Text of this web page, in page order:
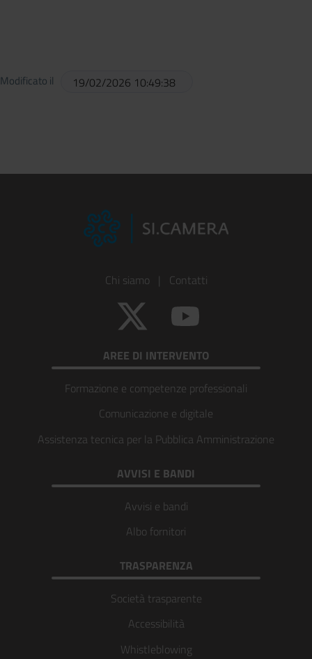
Modificato il 19/02/2026 10:49:38
Chi siamo | Contatti
Twitter
AREE DI INTERVENTO
Formazione e competenze professionali
Comunicazione e digitale
Assistenza tecnica per la Pubblica Amministrazione
AVVISI E BANDI
Avvisi e bandi
Albo fornitori
TRASPARENZA
Società trasparente
Accessibilità
Whistleblowing